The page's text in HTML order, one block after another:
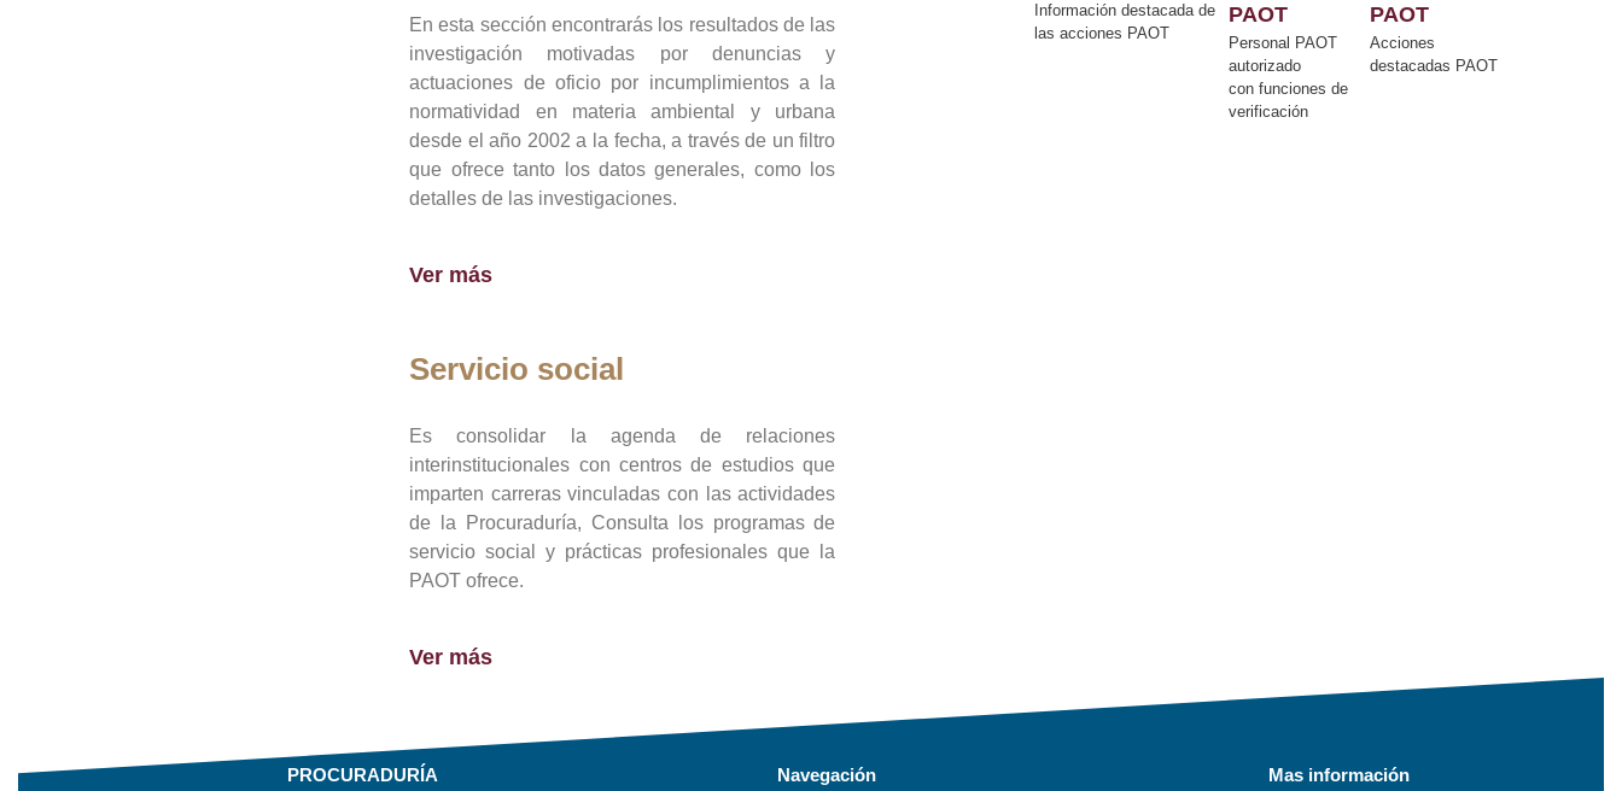
En esta sección encontrarás los resultados de las
investigación motivadas por denuncias y
actuaciones de oficio por incumplimientos a la
normatividad en materia ambiental y urbana
desde el año 2002 a la fecha, a través de un filtro
que ofrece tanto los datos generales, como los
detalles de las investigaciones.
Ver más
Servicio social
Es consolidar la agenda de relaciones
interinstitucionales con centros de estudios que
imparten carreras vinculadas con las actividades
de la Procuraduría, Consulta los programas de
servicio social y prácticas profesionales que la
PAOT ofrece.
Ver más
Información destacada de
las acciones PAOT
PAOT
Personal PAOT
autorizado
con funciones de
verificación
PAOT
Acciones
destacadas PAOT
PROCURADURÍA Navegación Mas información